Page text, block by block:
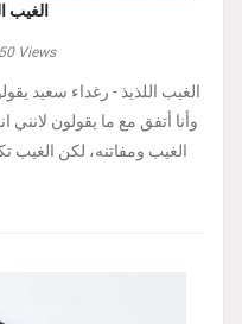
الغيب
Views
الغيب اللذيذ - رغداء سعيد
وأنا أتفق مع ما يقولون
الغيب ومفاتنه، لكن